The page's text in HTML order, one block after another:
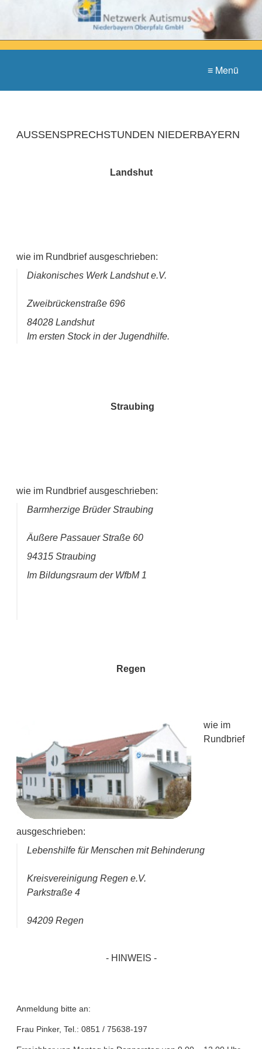
≡ Menü
AUSSENSPRECHSTUNDEN NIEDERBAYERN
Landshut
wie im Rundbrief ausgeschrieben:
Diakonisches Werk Landshut e.V.
Zweibrückenstraße 696
84028 Landshut
Im ersten Stock in der Jugendhilfe.
Straubing
wie im Rundbrief ausgeschrieben:
Barmherzige Brüder Straubing
Äußere Passauer Straße 60
94315 Straubing
Im Bildungsraum der WfbM 1
Regen
wie im
Rundbrief
ausgeschrieben:
Lebenshilfe für Menschen mit Behinderung
Kreisvereinigung Regen e.V.
Parkstraße 4
94209 Regen
- HINWEIS -
Anmeldung bitte an:
Frau Pinker, Tel.: 0851 / 75638-197